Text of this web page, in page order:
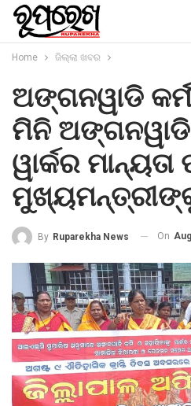
Home ଜିଲ୍ଲା ଖବର
ଅଙ୍ଗନୱାଡି
ମିନି ଅଙ୍ଗନୱାଡି
ୱାର୍କର
ମୁଖ୍ୟମନ୍ତ୍ରୀଙ୍କୁ
By Ruparekha News On